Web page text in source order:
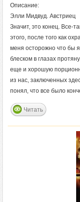
Описание:
Элли Мидвуд. Австриец
Значит, это конец. Все-
этого, после того как
меня осторожно что бы
блеском в глазах
еще и хорошую
из нас, заключенных
понял, что все было
Читать